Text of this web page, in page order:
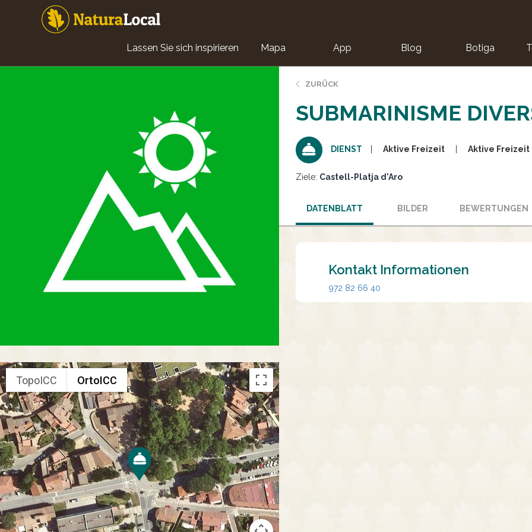
Main
navigation
Lassen Sie sich inspirieren Mapa App Blog Botiga
TopoICC OrtoICC
ZURÜCK
SUBMARINISME
DIENST Aktive Freizeit Aktive Freizeit
Ziele: Castell-Platja d'Aro
DATENBLATT BILDER BEWERTUNGEN
Kontakt Informationen
972 82 66 40